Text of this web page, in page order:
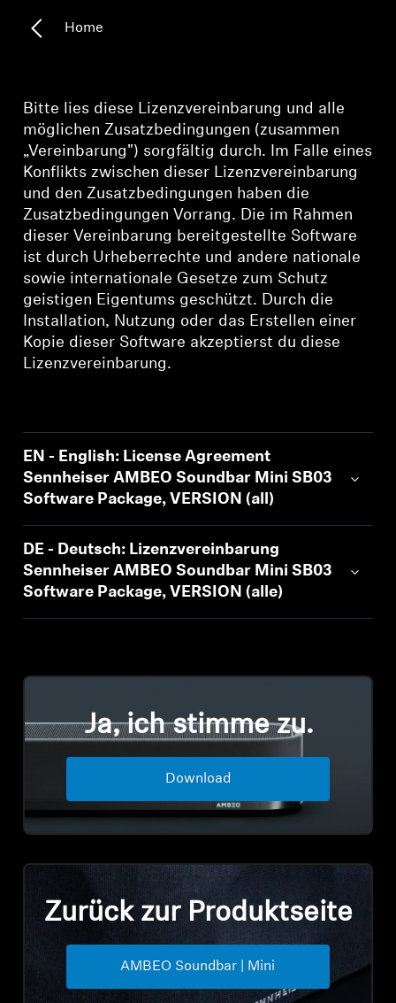
Kopfhörer-Ersatzteile & Zubehör
Hearing
Hearing
TV-Kopfhörer
Ressourcen zum Thema Hören
Original-Hörteile & Zubehör
Soundbars
AMBEO entdecken
AMBEO Ersatzteile & Zubehör
Entdecken
Home
Bitte lies diese Lizenzvereinbarung und alle
möglichen Zusatzbedingungen (zusammen
„Vereinbarung") sorgfältig durch. Im Falle eines
Konflikts zwischen dieser Lizenzvereinbarung
und den Zusatzbedingungen haben die
Zusatzbedingungen Vorrang. Die im Rahmen
dieser Vereinbarung bereitgestellte Software
ist durch Urheberrechte und andere nationale
sowie internationale Gesetze zum Schutz
geistigen Eigentums geschützt. Durch die
Installation, Nutzung oder das Erstellen einer
Kopie dieser Software akzeptierst du diese
Lizenzvereinbarung.
EN - English: License Agreement
Sennheiser AMBEO Soundbar Mini SB03
Software Package, VERSION (all)
DE - Deutsch: Lizenzvereinbarung
Sennheiser AMBEO Soundbar Mini SB03
Software Package, VERSION (alle)
Ja, ich stimme zu.
Download
Zurück zur Produktseite
AMBEO Soundbar | Mini
Anmeldung erforderlich